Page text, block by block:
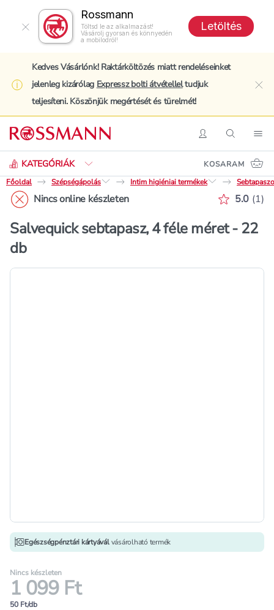
Rossmann
Töltsd le az alkalmazást!
Vásárolj gyorsan és könnyedén
a mobilodról!
Letöltés
Kedves Vásárlónk! Raktárköltözés miatt rendeléseinket
jelenleg kizárólag Expressz bolti átvételleltudjuk
teljesíteni. Köszönjük megértését és türelmét!
BelépésKeresés
KATEGÓRIÁK
Keresés
KOSARAM
Főoldal
Szépségápolás Intim higiéniai termékek
Nincs online készleten 5.0 (1)
Salvequick sebtapasz, 4 féle méret - 22
db
Egészségpénztári kártyáválvásárolható termék
Nincs készleten
1 099 Ft
50 Ft/db